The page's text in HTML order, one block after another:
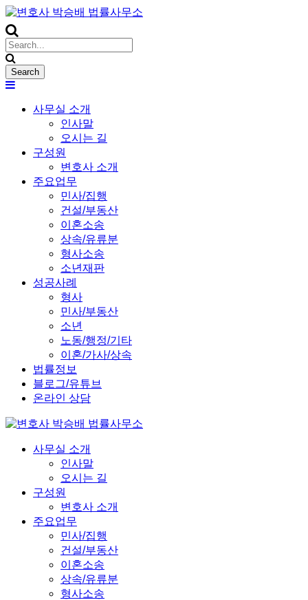
사무실 소개
인사말
오시는 길
구성원
변호사 소개
주요업무
민사/집행
건설/부동산
이혼소송
상속/유류분
형사소송
소년재판
성공사례
형사
민사/부동산
소년
노동/행정/기타
이혼/가사/상속
법률정보
블로그/유튜브
온라인 상담
사무실 소개
인사말
오시는 길
구성원
변호사 소개
주요업무
민사/집행
건설/부동산
이혼소송
상속/유류분
형사소송